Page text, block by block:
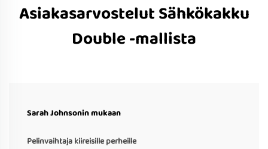
Asiakasarvostelut Sähkökakku
Double -mallista
Sarah Johnsonin mukaan
Pelinvaihtaja kiireisille perheille